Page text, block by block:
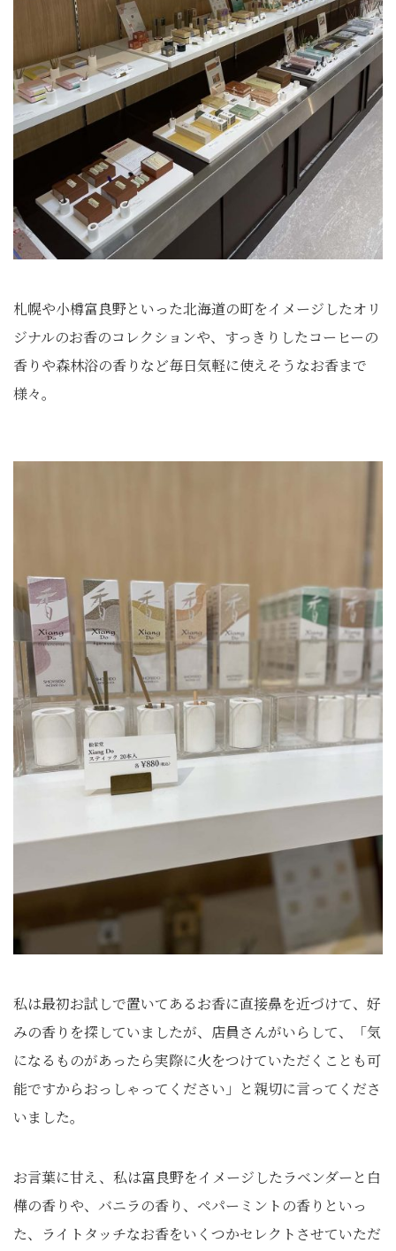
札幌や小樽富良野といった北海道の町をイメージしたオリ
ジナルのお香のコレクションや、すっきりしたコーヒーの
香りや森林浴の香りなど毎日気軽に使えそうなお香まで
様々。
私は最初お試しで置いてあるお香に直接鼻を近づけて、好
みの香りを探していましたが、店員さんがいらして、「気
になるものがあったら実際に火をつけていただくことも可
能ですからおっしゃってください」と親切に言ってくださ
いました。
お言葉に甘え、私は富良野をイメージしたラベンダーと白
樺の香りや、バニラの香り、ペパーミントの香りといっ
た、ライトタッチなお香をいくつかセレクトさせていただ